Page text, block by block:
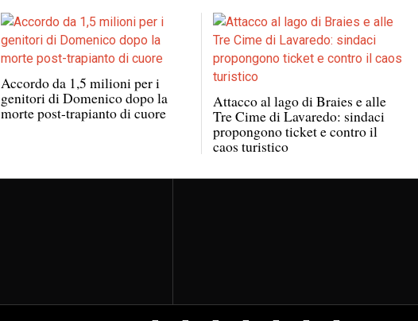
Accordo da 1,5 milioni per i
genitori di Domenico dopo la
morte post-trapianto di cuore
Attacco al lago di Braies e alle
Tre Cime di Lavaredo: sindaci
propongono ticket e contro il
caos turistico